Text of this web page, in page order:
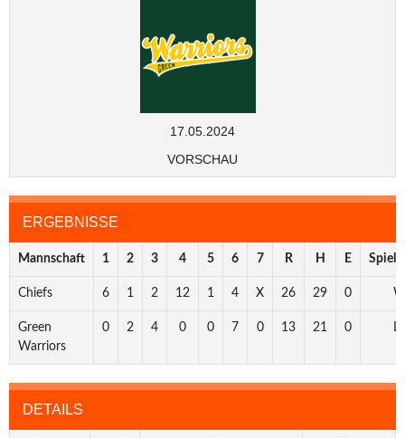
17.05.2024
VORSCHAU
ERGEBNISSE
Mannschaft 1 2 3 4 5 6 7 R H E
Chiefs 6 1 2 12 1 4 X 26 29 0
Green
Warriors
0 2 4 0 0 7 0 13 21 0
DETAILS